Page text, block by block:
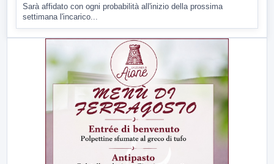
Sarà affidato con ogni probabilità all'inizio della prossima
settimana l'incarico...